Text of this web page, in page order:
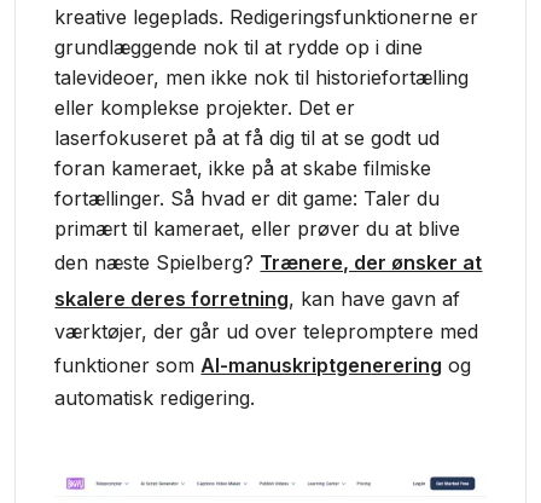
kreative legeplads. Redigeringsfunktionerne er
grundlæggende nok til at rydde op i dine
talevideoer, men ikke nok til historiefortælling
eller komplekse projekter. Det er
laserfokuseret på at få dig til at se godt ud
foran kameraet, ikke på at skabe filmiske
fortællinger. Så hvad er dit game: Taler du
primært til kameraet, eller prøver du at blive
den næste Spielberg? Trænere, der ønsker at
skalere deres forretning, kan have gavn af
værktøjer, der går ud over telepromptere med
funktioner somAI-manuskriptgenerering og
automatisk redigering.